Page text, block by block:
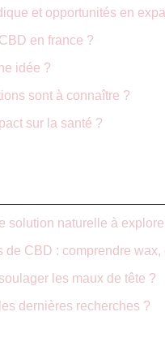
et opportunités en
en france ?
idée ?
sont à connaître ?
sur la santé ?
solution naturelle à
CBD : comprendre wax,
les maux de tête ?
dernières recherches ?